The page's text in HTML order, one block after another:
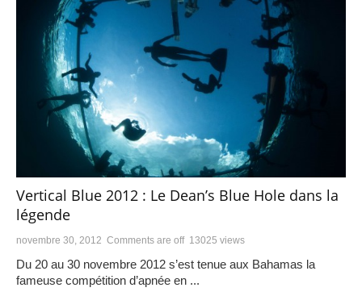
Vertical Blue 2012 : Le Dean’s Blue Hole dans la
légende
novembre 30, 2012 Comments are off 13025 views
Du 20 au 30 novembre 2012 s’est tenue aux Bahamas la
fameuse compétition d’apnée en ...